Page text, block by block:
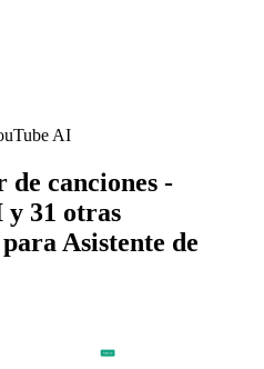
AI
de canciones -
31 otras
Asistente de